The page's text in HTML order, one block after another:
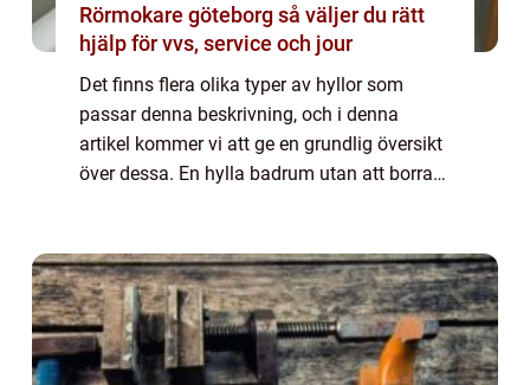
Rörmokare göteborg så väljer du rätt
hjälp för vvs, service och jour
Det finns flera olika typer av hyllor som
passar denna beskrivning, och i denna
artikel kommer vi att ge en grundlig översikt
över dessa. En hylla badrum utan att borra